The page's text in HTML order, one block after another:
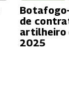
de
artilheiro
2025